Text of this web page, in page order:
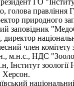
правління
природного
заповідник
член
НДС
Інститут